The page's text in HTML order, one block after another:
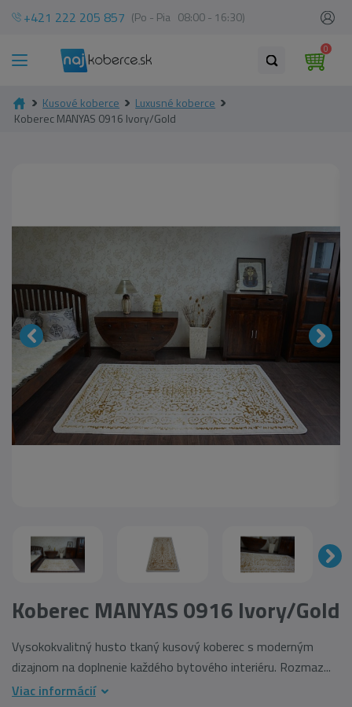
+421 222 205 857 (Po - Pia 08:00 - 16:30)
0
Kusové koberce
Luxusné koberce
Koberec MANYAS 0916 Ivory/Gold
Koberec MANYAS 0916 Ivory/Gold
Vysokokvalitný husto tkaný kusový koberec s moderným
dizajnom na doplnenie každého bytového interiéru. Rozmaz...
Viac informácií